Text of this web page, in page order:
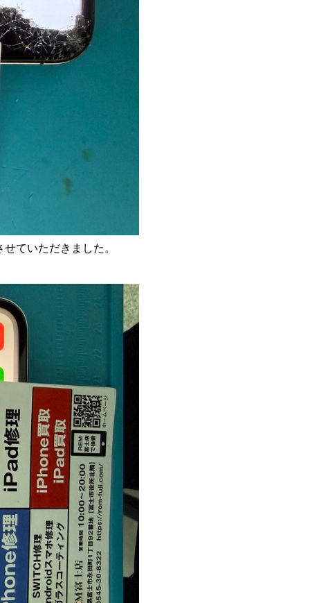
ていただきました。